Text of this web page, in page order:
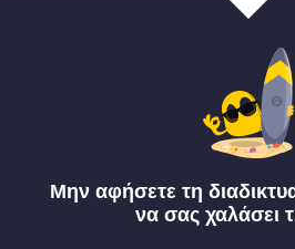
Μην αφήσετε τη
να σας χαλάσει